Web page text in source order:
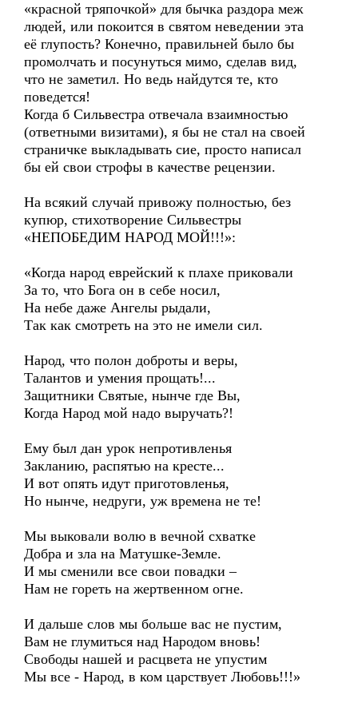
«красной тряпочкой» для бычка раздора меж
людей, или покоится в святом неведении эта
её глупость? Конечно, правильней было бы
промолчать и посунуться мимо, сделав вид,
что не заметил. Но ведь найдутся те, кто
поведется!
Когда б Сильвестра отвечала взаимностью
(ответными визитами), я бы не стал на своей
страничке выкладывать сие, просто написал
бы ей свои строфы в качестве рецензии.
На всякий случай привожу полностью, без
купюр, стихотворение Сильвестры
«НЕПОБЕДИМ НАРОД МОЙ!!!»:
«Когда народ еврейский к плахе приковали
За то, что Бога он в себе носил,
На небе даже Ангелы рыдали,
Так как смотреть на это не имели сил.
Народ, что полон доброты и веры,
Талантов и умения прощать!...
Защитники Святые, нынче где Вы,
Когда Народ мой надо выручать?!
Ему был дан урок непротивленья
Закланию, распятью на кресте...
И вот опять идут приготовленья,
Но нынче, недруги, уж времена не те!
Мы выковали волю в вечной схватке
Добра и зла на Матушке-Земле.
И мы сменили все свои повадки –
Нам не гореть на жертвенном огне.
И дальше слов мы больше вас не пустим,
Вам не глумиться над Народом вновь!
Свободы нашей и расцвета не упустим
Мы все - Народ, в ком царствует Любовь!!!»